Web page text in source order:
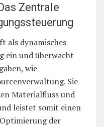
Zentrale
als dynamisches
ein und überwacht
wie
Sie
Materialfluss und
leistet somit einen
der